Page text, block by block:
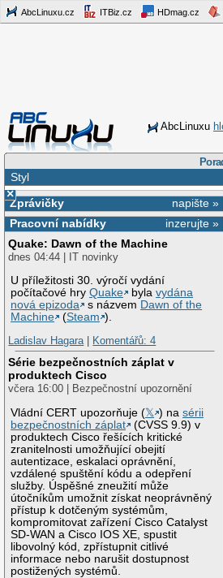
AbcLinuxu.cz ITBiz.cz HDmag.cz
AbcLinuxu
Styl
×
napište »
Zprávičky
inzerujte »
Pracovní nabídky
Quake: Dawn of the Machine
dnes 04:44 | IT novinky
U příležitosti 30. výročí vydání
počítačové hryQuake bylavydána
nová epizoda
s názvem Dawn of the
Machine
(Steam ).
Ladislav Hagara| Komentářů: 4
Série bezpečnostních záplat v
produktech Cisco
včera 16:00 | Bezpečnostní upozornění
Vládní CERT upozorňuje (𝕏 ) nasérii
bezpečnostních záplat
(CVSS 9.9) v
produktech Cisco řešících kritické
zranitelnosti umožňující obejití
autentizace, eskalaci oprávnění,
vzdálené spuštění kódu a odepření
služby. Úspěšné zneužití může
útočníkům umožnit získat neoprávněný
přístup k dotčeným systémům,
kompromitovat zařízení Cisco Catalyst
SD-WAN a Cisco IOS XE, spustit
libovolný kód, zpřístupnit citlivé
informace nebo narušit dostupnost
postižených systémů.